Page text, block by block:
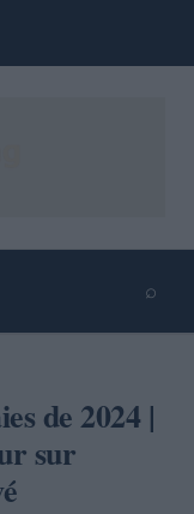
⌕
de 2024 |
sur